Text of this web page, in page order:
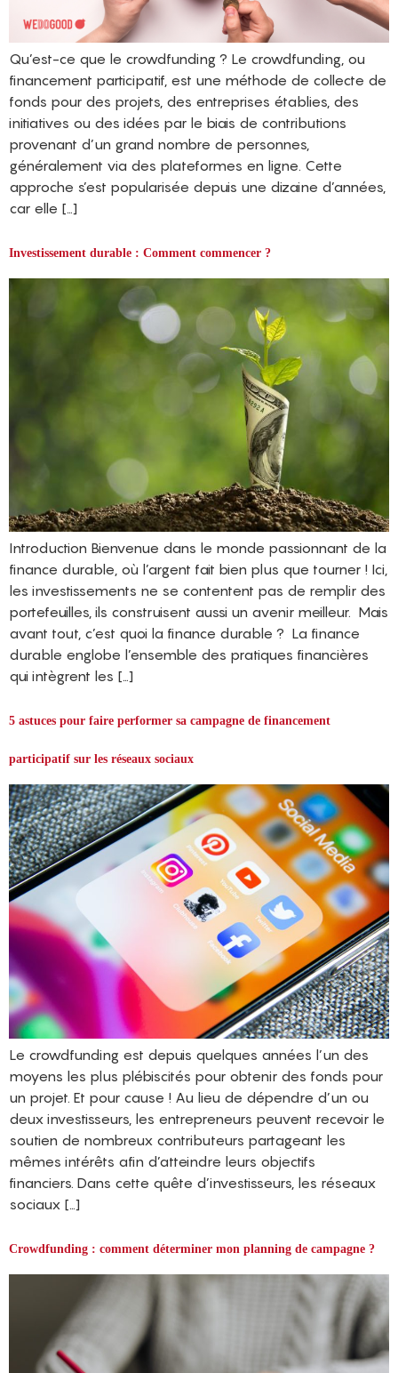
Qu’est-ce que le crowdfunding ? Le crowdfunding, ou
financement participatif, est une méthode de collecte de
fonds pour des projets, des entreprises établies, des
initiatives ou des idées par le biais de contributions
provenant d’un grand nombre de personnes,
généralement via des plateformes en ligne. Cette
approche s’est popularisée depuis une dizaine d’années,
car elle […]
Investissement durable : Comment commencer ?
Introduction Bienvenue dans le monde passionnant de la
finance durable, où l’argent fait bien plus que tourner ! Ici,
les investissements ne se contentent pas de remplir des
portefeuilles, ils construisent aussi un avenir meilleur. Mais
avant tout, c’est quoi la finance durable ? La finance
durable englobe l’ensemble des pratiques financières
qui intègrent les […]
5 astuces pour faire performer sa campagne de financement
participatif sur les réseaux sociaux
Le crowdfunding est depuis quelques années l’un des
moyens les plus plébiscités pour obtenir des fonds pour
un projet. Et pour cause ! Au lieu de dépendre d’un ou
deux investisseurs, les entrepreneurs peuvent recevoir le
soutien de nombreux contributeurs partageant les
mêmes intérêts afin d’atteindre leurs objectifs
financiers. Dans cette quête d’investisseurs, les réseaux
sociaux […]
Crowdfunding : comment déterminer mon planning de campagne ?